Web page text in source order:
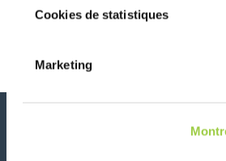
Cookies de statistiques
Marketing
Post navigation
Previous article